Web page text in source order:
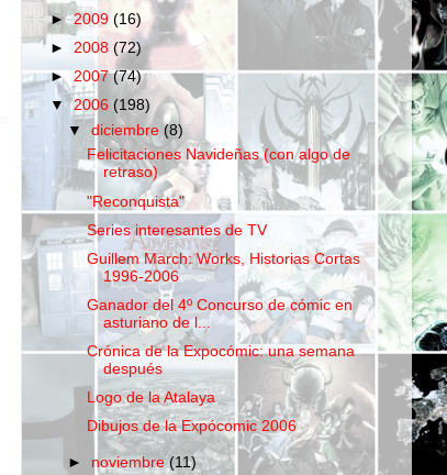
►2009 (16)
► 2008 (72)
► 2007(74)
▼2006 (198)
▼diciembre(8)
Felicitaciones Navideñas (con algo de
retraso)
"Reconquista"
Series interesantes de TV
Guillem March: Works, Historias Cortas
1996-2006
Ganador del 4º Concurso de cómic en
asturiano de l...
Crónica de la Expocómic: una semana
después
Logo de la Atalaya
Dibujos de la Expócomic 2006
► noviembre(11)